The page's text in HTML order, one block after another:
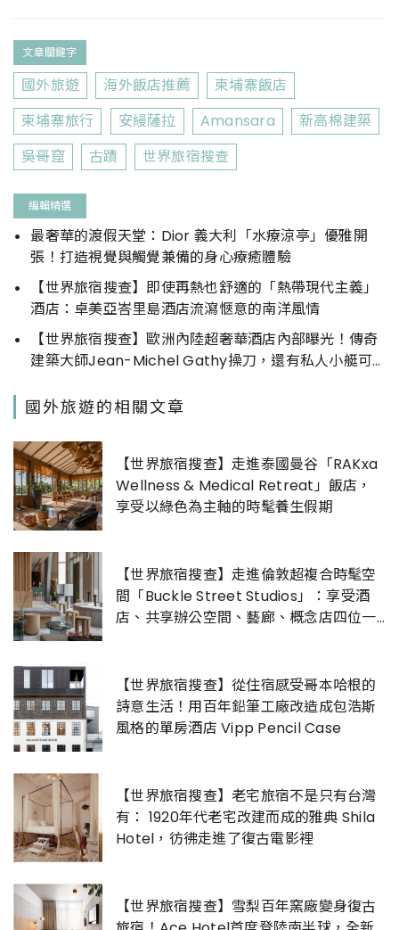
文章關鍵字
國外旅遊 海外飯店推薦
柬埔寨飯店
柬埔寨旅行
安縵薩拉 Amansara
新高棉建築
吳哥窟
古蹟 世界旅宿搜查
編輯精選
最奢華的渡假天堂：Dior 義大利「水療涼亭」優雅開
張！打造視覺與觸覺兼備的身心療癒體驗
【世界旅宿搜查】即使再熱也舒適的「熱帶現代主義」
酒店：卓美亞峇里島酒店流瀉愜意的南洋風情
【世界旅宿搜查】歐洲內陸超奢華酒店內部曝光！傳奇
建築大師Jean-Michel Gathy操刀，還有私人小艇可
國外旅遊的相關文章
【世界旅宿搜查】走進泰國曼谷「RAKxa
Wellness & Medical Retreat」飯店，
享受以綠色為主軸的時髦養生假期
【世界旅宿搜查】走進倫敦超複合時髦空
間「Buckle Street Studios」：享受酒
店、共享辦公空間、藝廊、概念店四位一
【世界旅宿搜查】從住宿感受哥本哈根的
詩意生活！用百年鉛筆工廠改造成包浩斯
風格的單房酒店 Vipp Pencil Case
【世界旅宿搜查】老宅旅宿不是只有台灣
有： 1920年代老宅改建而成的雅典 Shila
Hotel，彷彿走進了復古電影裡
【世界旅宿搜查】雪梨百年窯廠變身復古